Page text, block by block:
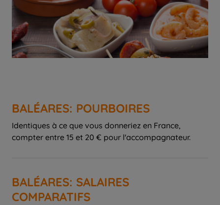
BALÉARES: POURBOIRES
Identiques à ce que vous donneriez en France,
compter entre 15 et 20 € pour l'accompagnateur.
BALÉARES: SALAIRES
COMPARATIFS